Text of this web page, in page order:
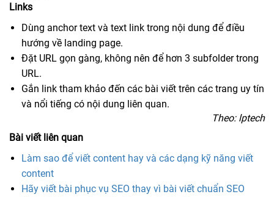
​Links
Dùng anchor text và text link trong nội dung để điều
hướng về landing page.
Đặt URL gọn gàng, không nên để hơn 3 subfolder trong
URL.
Gắn link tham khảo đến các bài viết trên các trang uy tín
và nổi tiếng có nội dung liên quan.
Theo: ​lptech
Bài viết liên quan
Làm sao để viết content hay và các dạng kỹ năng viết
content
Hãy viết bài phục vụ SEO thay vì bài viết chuẩn SEO